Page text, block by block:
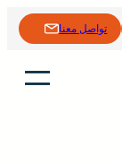
تواصل معنا